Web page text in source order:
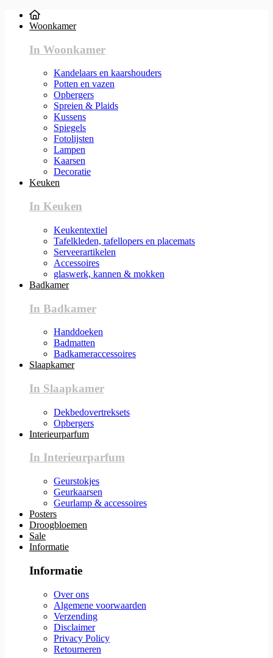
Woonkamer
In Woonkamer
Kandelaars en kaarshouders
Potten en vazen
Opbergers
Spreien & Plaids
Kussens
Spiegels
Fotolijsten
Lampen
Kaarsen
Decoratie
Keuken
In Keuken
Keukentextiel
Tafelkleden, tafellopers en placemats
Serveerartikelen
Accessoires
glaswerk, kannen & mokken
Badkamer
In Badkamer
Handdoeken
Badmatten
Badkameraccessoires
Slaapkamer
In Slaapkamer
Dekbedovertreksets
Opbergers
Interieurparfum
In Interieurparfum
Geurstokjes
Geurkaarsen
Geurlamp & accessoires
Posters
Droogbloemen
Sale
Informatie
Informatie
Over ons
Algemene voorwaarden
Verzending
Disclaimer
Privacy Policy
Retourneren